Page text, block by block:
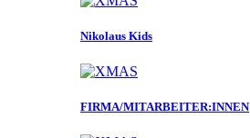
Nikolaus Kids
FIRMA/MITARBEITER:INNEN